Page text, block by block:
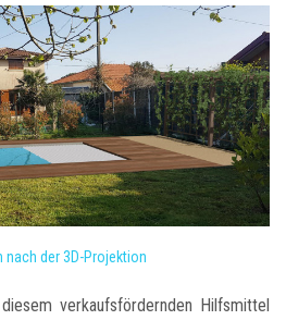
nach der 3D-Projektion
verkaufsfördernden Hilfsmittel